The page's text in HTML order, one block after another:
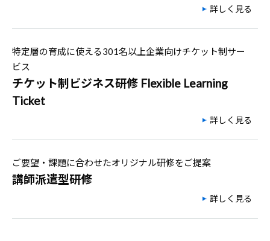
詳しく見る
特定層の育成に使える301名以上企業向けチケット制サー
ビス
チケット制ビジネス研修 Flexible Learning
Ticket
詳しく見る
ご要望・課題に合わせたオリジナル研修をご提案
講師派遣型研修
詳しく見る